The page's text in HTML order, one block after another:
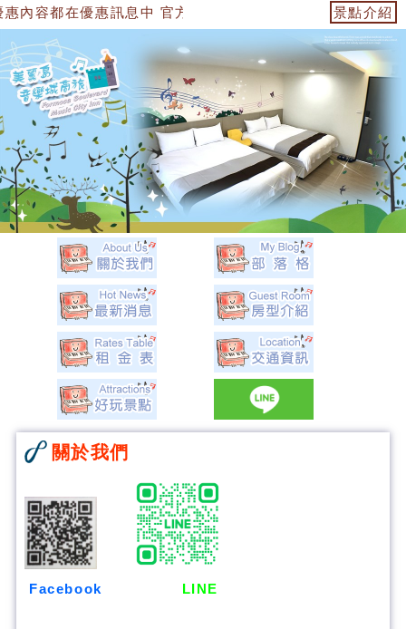
內容都在優惠訊息中 官方網站：https:// 景點介紹
關於我們
Facebook LINE